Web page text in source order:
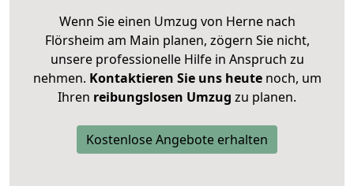
Wenn Sie einen Umzug von Herne nach
Flörsheim am Main planen, zögern Sie nicht,
unsere professionelle Hilfe in Anspruch zu
nehmen. Kontaktieren Sie uns heutenoch, um
Ihren reibungslosen Umzug zu planen.
Kostenlose Angebote erhalten